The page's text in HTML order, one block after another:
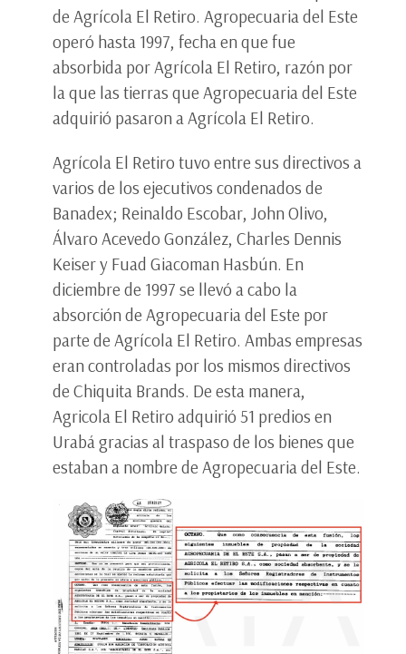
de Agrícola El Retiro. Agropecuaria del Este
operó hasta 1997, fecha en que fue
absorbida por Agrícola El Retiro, razón por
la que las tierras que Agropecuaria del Este
adquirió pasaron a Agrícola El Retiro.
Agrícola El Retiro tuvo entre sus directivos a
varios de los ejecutivos condenados de
Banadex; Reinaldo Escobar, John Olivo,
Álvaro Acevedo González, Charles Dennis
Keiser y Fuad Giacoman Hasbún. En
diciembre de 1997 se llevó a cabo la
absorción de Agropecuaria del Este por
parte de Agrícola El Retiro. Ambas empresas
eran controladas por los mismos directivos
de Chiquita Brands. De esta manera,
Agricola El Retiro adquirió 51 predios en
Urabá gracias al traspaso de los bienes que
estaban a nombre de Agropecuaria del Este.